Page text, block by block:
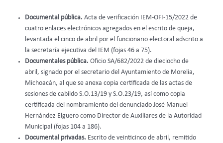
Documental pública. Acta de verificación IEM-OFI-15/2022 de
cuatro enlaces electrónicos agregados en el escrito de queja,
levantada el cinco de abril por el funcionario electoral adscrito a
la secretaría ejecutiva del IEM (fojas 46 a 75).
Documentales pública. Oficio SA/682/2022 de dieciocho de
abril, signado por el secretario del Ayuntamiento de Morelia,
Michoacán, al que se anexa copia certificada de las actas de
sesiones de cabildo S.O.13/19 y S.O.23/19, así como copia
certificada del nombramiento del denunciado José Manuel
Hernández Elguero como Director de Auxiliares de la Autoridad
Municipal (fojas 104 a 186).
Documental privadas. Escrito de veinticinco de abril, remitido